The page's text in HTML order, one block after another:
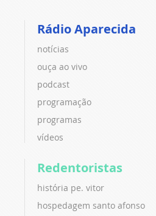
Rádio Aparecida
notícias
ouça ao vivo
podcast
programação
programas
vídeos
Redentoristas
história pe. vitor
hospedagem santo afonso